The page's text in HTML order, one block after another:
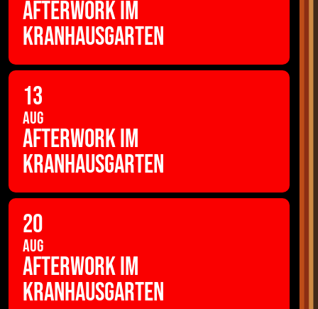
AFTERWORK IM
KRANHAUSGARTEN
13
AUG
AFTERWORK IM
KRANHAUSGARTEN
20
AUG
AFTERWORK IM
KRANHAUSGARTEN